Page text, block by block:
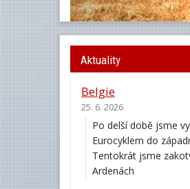
Aktuality
Belgie
25. 6. 2026
Po delší době jsme
Eurocyklem do
Tentokrát jsme
Ardenách